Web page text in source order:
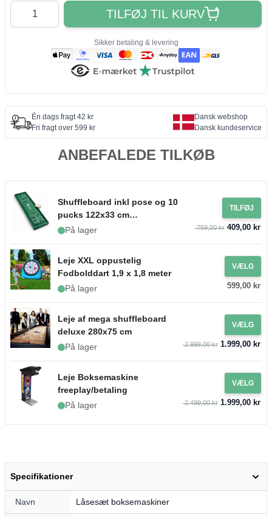
Antal
TILFØJ TIL KURV
Sikker betaling & levering
Én dags fragt 42 kr
Fri fragt over 599 kr
Dansk webshop
Dansk kundeservice
ANBEFALEDE TILKØB
Shuffleboard inkl pose og 10
pucks 122x33 cm
PartyVikings
På lager
TILFØJ
759,00 kr409,00 kr
Leje XXL oppustelig
Fodbolddart 1,9 x 1,8 meter
På lager
VÆLG
599,00 kr
Leje af mega shuffleboard
deluxe 280x75 cm
På lager
VÆLG
2.999,00 kr1.999,00 kr
Leje Boksemaskine
freeplay/betaling
På lager
VÆLG
2.499,00 kr1.999,00 kr
Specifikationer
Navn Låsesæt boksemaskiner